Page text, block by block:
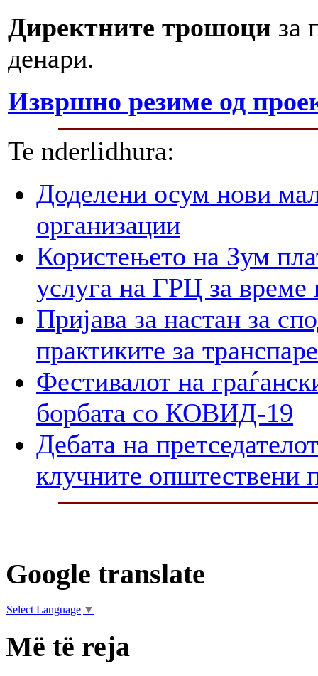
Директните трошоци за
денари.
Извршно резиме од
Te nderlidhura:
Доделени осум нови
организации
Користењето на Зум
услуга на ГРЦ за време
Пријава за настан за
практиките за
Фестивалот на
борбата со КОВИД-19
Дебата на
клучните општествени
Google translate
Select Language ▼
Më të reja